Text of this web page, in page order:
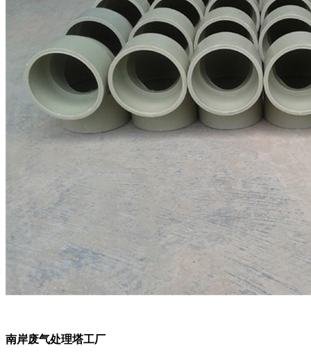
南岸废气处理塔工厂